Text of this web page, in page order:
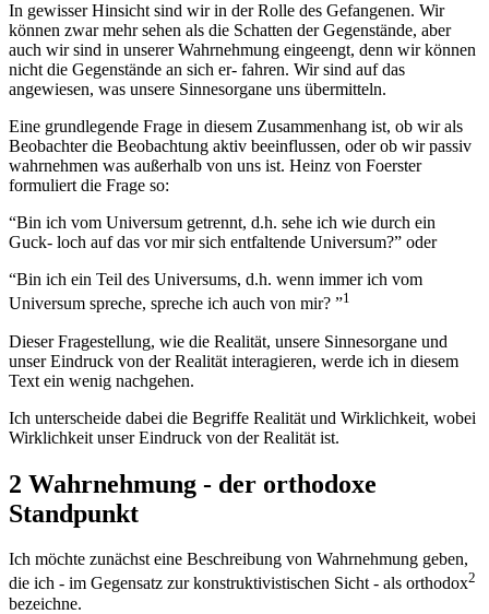
In gewisser Hinsicht sind wir in der Rolle des Gefangenen. Wir
können zwar mehr sehen als die Schatten der Gegenstände, aber
auch wir sind in unserer Wahrnehmung eingeengt, denn wir können
nicht die Gegenstände an sich er- fahren. Wir sind auf das
angewiesen, was unsere Sinnesorgane uns übermitteln.
Eine grundlegende Frage in diesem Zusammenhang ist, ob wir als
Beobachter die Beobachtung aktiv beeinflussen, oder ob wir passiv
wahrnehmen was außerhalb von uns ist. Heinz von Foerster
formuliert die Frage so:
“Bin ich vom Universum getrennt, d.h. sehe ich wie durch ein
Guck- loch auf das vor mir sich entfaltende Universum?” oder
“Bin ich ein Teil des Universums, d.h. wenn immer ich vom
Universum spreche, spreche ich auch von mir? ”1
Dieser Fragestellung, wie die Realität, unsere Sinnesorgane und
unser Eindruck von der Realität interagieren, werde ich in diesem
Text ein wenig nachgehen.
Ich unterscheide dabei die Begriffe Realität und Wirklichkeit, wobei
Wirklichkeit unser Eindruck von der Realität ist.
2 Wahrnehmung - der orthodoxe
Standpunkt
Ich möchte zunächst eine Beschreibung von Wahrnehmung geben,
die ich - im Gegensatz zur konstruktivistischen Sicht - als orthodox2
bezeichne.